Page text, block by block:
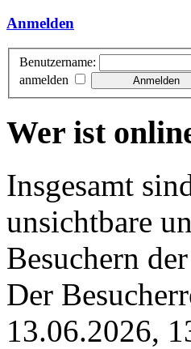
Anmelden
Benutzername:
anmelden
Wer ist
Insgesamt
unsichtbare
Besuchern
Der
13.06.2026,